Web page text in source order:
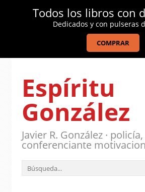
Espíritu
González
Javier R. González ·
conferenciante
Todos los libros con
Dedicados y con pulseras
COMPRAR